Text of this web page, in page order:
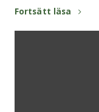
Fortsätt läsa